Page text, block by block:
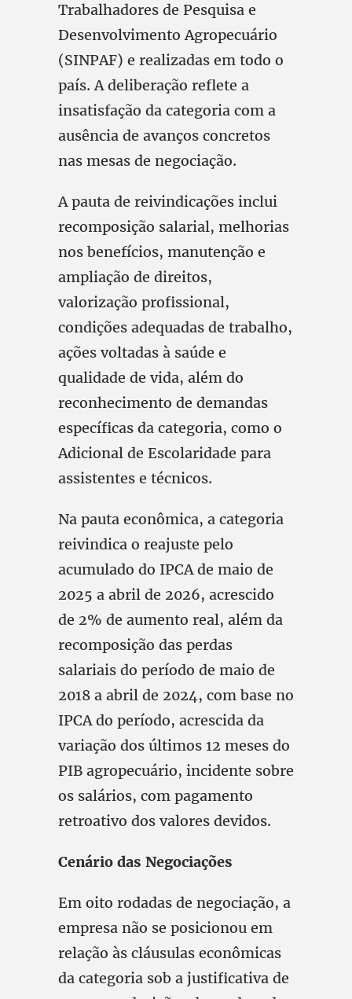
Trabalhadores de Pesquisa e
Desenvolvimento Agropecuário
(SINPAF) e realizadas em todo o
país. A deliberação reflete a
insatisfação da categoria com a
ausência de avanços concretos
nas mesas de negociação.
A pauta de reivindicações inclui
recomposição salarial, melhorias
nos benefícios, manutenção e
ampliação de direitos,
valorização profissional,
condições adequadas de trabalho,
ações voltadas à saúde e
qualidade de vida, além do
reconhecimento de demandas
específicas da categoria, como o
Adicional de Escolaridade para
assistentes e técnicos.
Na pauta econômica, a categoria
reivindica o reajuste pelo
acumulado do IPCA de maio de
2025 a abril de 2026, acrescido
de 2% de aumento real, além da
recomposição das perdas
salariais do período de maio de
2018 a abril de 2024, com base no
IPCA do período, acrescida da
variação dos últimos 12 meses do
PIB agropecuário, incidente sobre
os salários, com pagamento
retroativo dos valores devidos.
Cenário das Negociações
Em oito rodadas de negociação, a
empresa não se posicionou em
relação às cláusulas econômicas
da categoria sob a justificativa de